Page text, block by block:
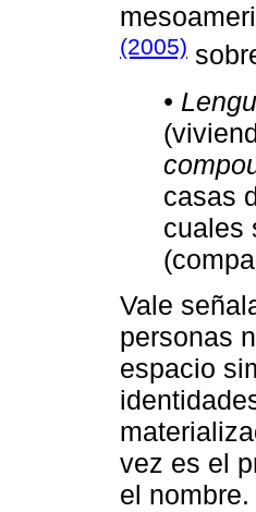
(2005)
•
casas
cuales
Vale
personas
espacio
vez es el
el nombre.